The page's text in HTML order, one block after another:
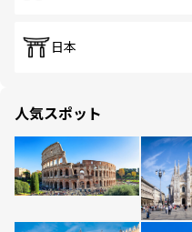
日本
人気スポット